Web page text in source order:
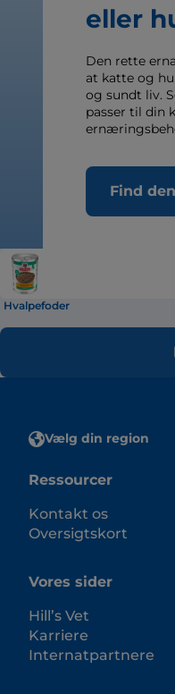
eller
Den rette
at katte og
og sundt liv.
passer til din
Find
Hvalpefoder
Vælg din region
Ressourcer
Kontakt os
Oversigtskort
Vores sider
Hill’s Vet
Karriere
Internatpartnere